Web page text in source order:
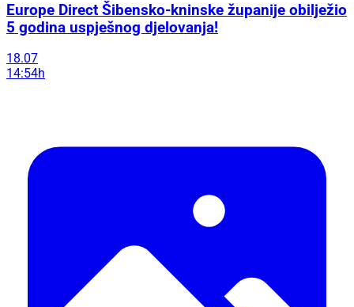
Europe Direct Šibensko-kninske županije obilježio
5 godina uspješnog djelovanja!
18.07
14:54h